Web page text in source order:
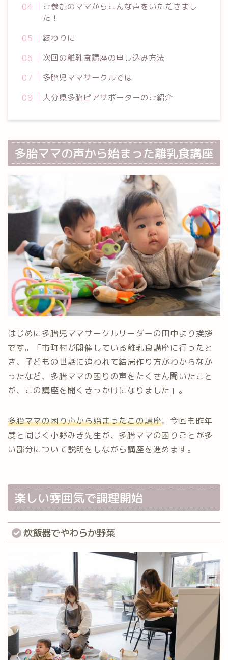
ご参加のママからこんな声をいただきまし
た！
終わりに
次回の離乳食講座の申し込み方法
多胎児ママサークルでは
大分県多胎ピアサポーターのご紹介
多胎ママの声から始まった離乳食講座
はじめに多胎児ママサークルリーダーの田中より挨拶
です。「市町村が開催している離乳食講座に行ったと
き、子どもの世話に追われて結局作り方がわからなか
ったなど、多胎ママの困りの声をたくさん聞いたこと
が、この講座を開くきっかけになりました」。
多胎ママの困り声から始まったこの講座。今回も昨年
度と同じく小野みき先生が、多胎ママの困りごとが多
い部分について説明をしながら講座を進めます。
楽しい雰囲気で調理開始
炊飯器でやわらか野菜